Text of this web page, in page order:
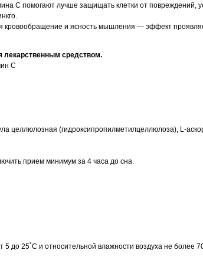
C помогают лучше защищать клетки от повреждений,
кровообращение и ясность мышления — эффект
лекарственным средством.
C
целлюлозная (гидроксипропилметилцеллюлоза), L-
прием минимум за 4 часа до сна.
до 25˚С и относительной влажности воздуха не более